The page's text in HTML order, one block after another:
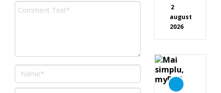
2
august
2026